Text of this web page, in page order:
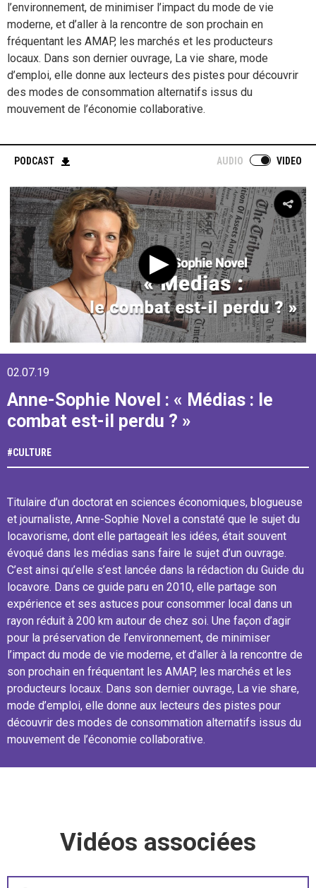
l’environnement, de minimiser l’impact du mode de vie
moderne, et d’aller à la rencontre de son prochain en
fréquentant les AMAP, les marchés et les producteurs
locaux. Dans son dernier ouvrage, La vie share, mode
d’emploi, elle donne aux lecteurs des pistes pour découvrir
des modes de consommation alternatifs issus du
mouvement de l’économie collaborative.
PODCAST AUDIO VIDEO
02.07.19
Anne-Sophie Novel : « Médias : le
combat est-il perdu ? »
#CULTURE
Titulaire d’un doctorat en sciences économiques, blogueuse
et journaliste, Anne-Sophie Novel a constaté que le sujet du
locavorisme, dont elle partageait les idées, était souvent
évoqué dans les médias sans faire le sujet d’un ouvrage.
C’est ainsi qu’elle s’est lancée dans la rédaction du Guide du
locavore. Dans ce guide paru en 2010, elle partage son
expérience et ses astuces pour consommer local dans un
rayon réduit à 200 km autour de chez soi. Une façon d’agir
pour la préservation de l’environnement, de minimiser
l’impact du mode de vie moderne, et d’aller à la rencontre de
son prochain en fréquentant les AMAP, les marchés et les
producteurs locaux. Dans son dernier ouvrage, La vie share,
mode d’emploi, elle donne aux lecteurs des pistes pour
découvrir des modes de consommation alternatifs issus du
mouvement de l’économie collaborative.
Vidéos associées